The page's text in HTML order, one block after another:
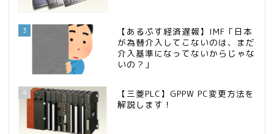
3
【あるぷす経済遅報】IMF「日本
が為替介入してこないのは、まだ
介入基準になってないからじゃな
いの？」
4
【三菱PLC】GPPW PC変更方法を
解説します！